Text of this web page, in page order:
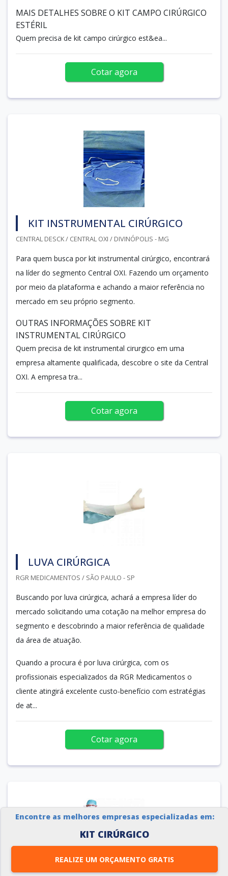
Encontre as melhores empresas especializadas em:
KIT CIRÚRGICO
REALIZE UM ORÇAMENTO GRATIS
MAIS DETALHES SOBRE O KIT CAMPO CIRÚRGICO
ESTÉRIL
Quem precisa de kit campo cirúrgico est&ea...
Cotar agora
KIT INSTRUMENTAL CIRÚRGICO
CENTRAL DESCK / CENTRAL OXI / DIVINÓPOLIS - MG
Para quem busca por kit instrumental cirúrgico, encontrará
na líder do segmento Central OXI. Fazendo um orçamento
por meio da plataforma e achando a maior referência no
mercado em seu próprio segmento.
OUTRAS INFORMAÇÕES SOBRE KIT
INSTRUMENTAL CIRÚRGICO
Quem precisa de kit instrumental cirurgico em uma
empresa altamente qualificada, descobre o site da Central
OXI. A empresa tra...
Cotar agora
LUVA CIRÚRGICA
RGR MEDICAMENTOS / SÃO PAULO - SP
Buscando por luva cirúrgica, achará a empresa líder do
mercado solicitando uma cotação na melhor empresa do
segmento e descobrindo a maior referência de qualidade
da área de atuação.
Quando a procura é por luva cirúrgica, com os
profissionais especializados da RGR Medicamentos o
cliente atingirá excelente custo-benefício com estratégias
de at...
Cotar agora